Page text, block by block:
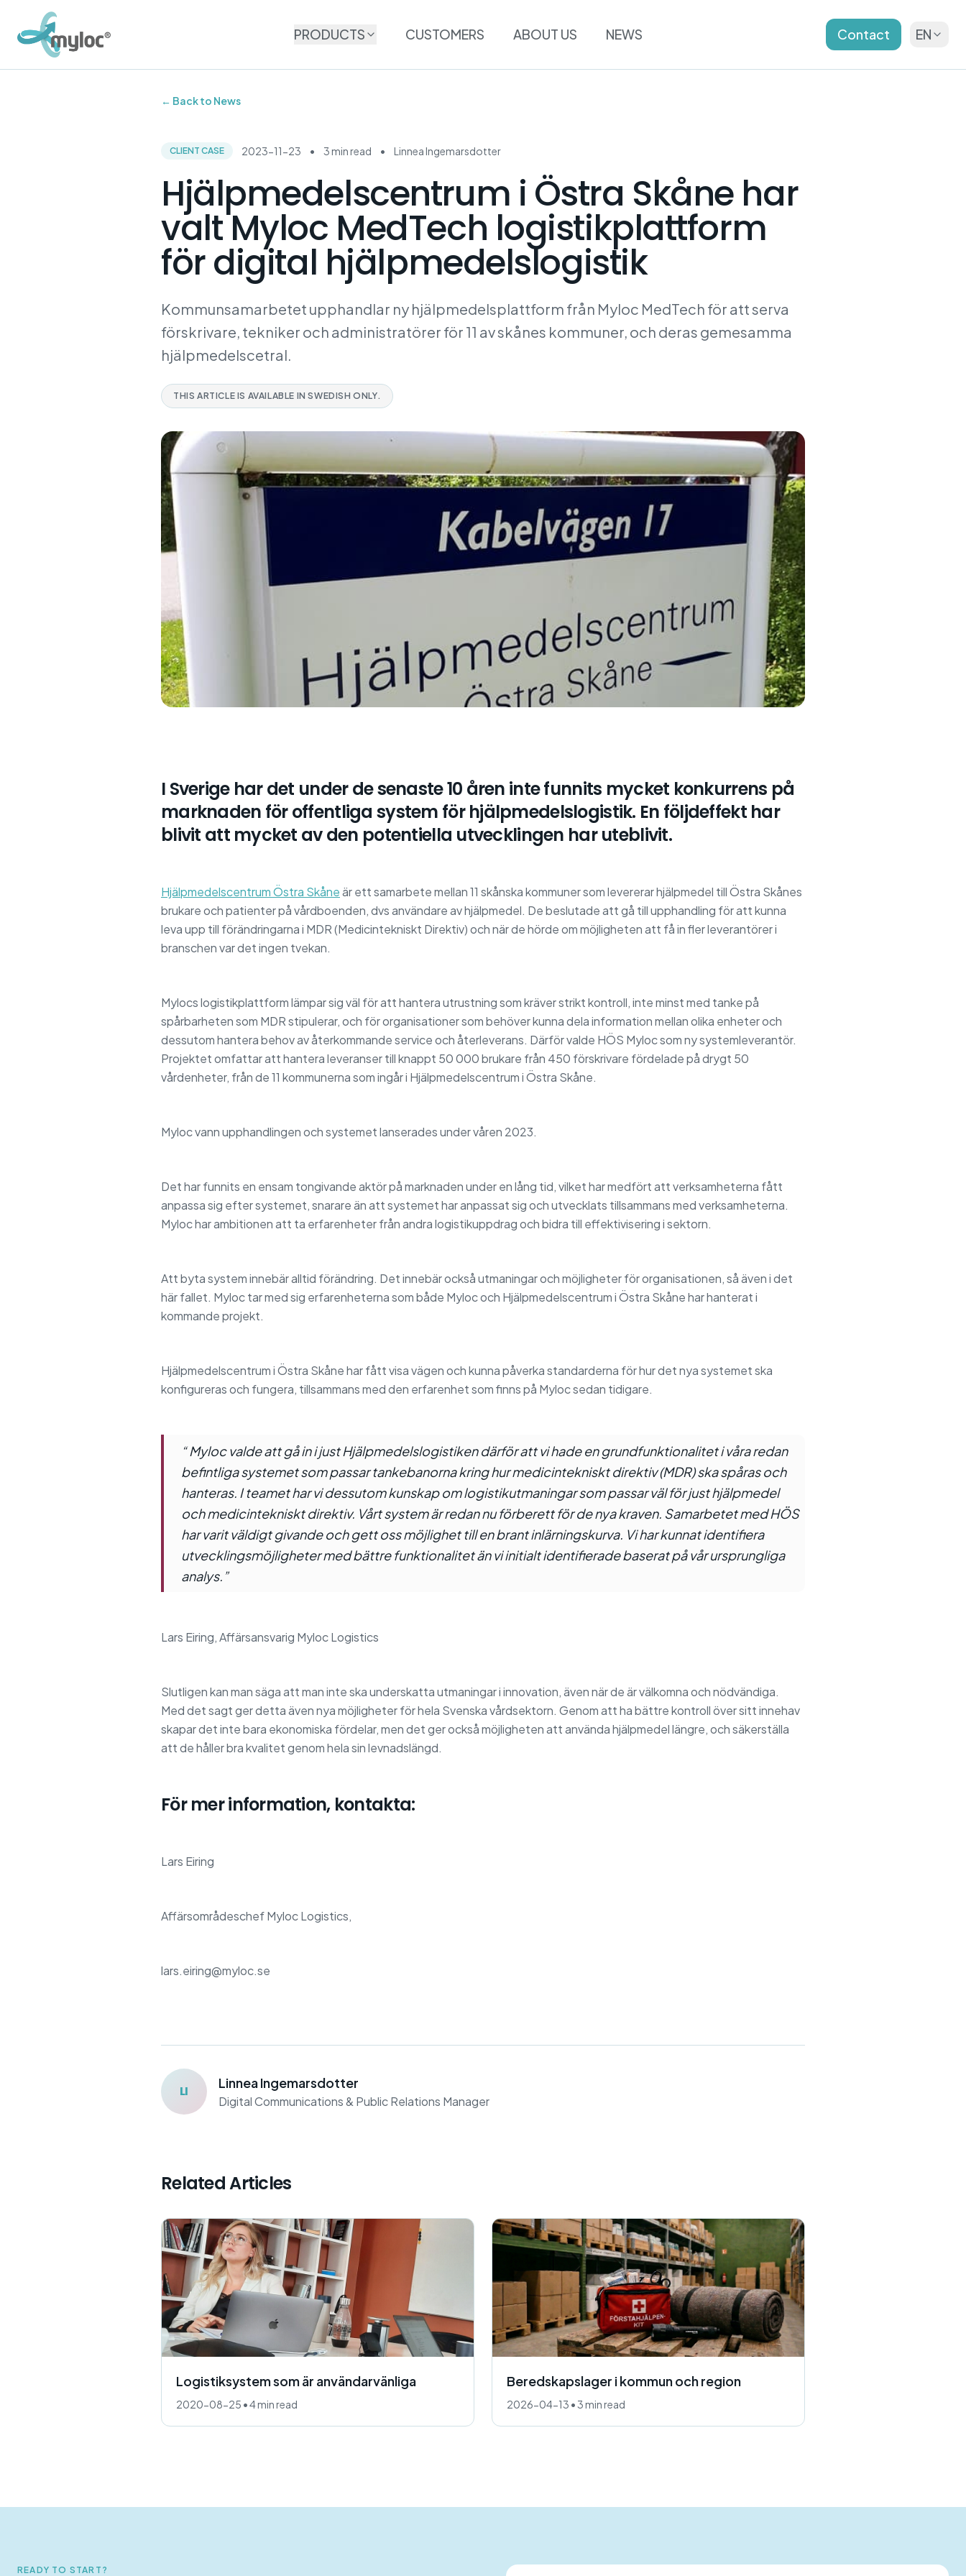
PRODUCTS CUSTOMERS ABOUT US NEWS Contact EN
← Back to News
CLIENT CASE 2023-11-23 • 3 min read • Linnea Ingemarsdotter
Hjälpmedelscentrum i Östra Skåne har
valt Myloc MedTech logistikplattform
för digital hjälpmedelslogistik
Kommunsamarbetet upphandlar ny hjälpmedelsplattform från Myloc MedTech för att serva
förskrivare, tekniker och administratörer för 11 av skånes kommuner, och deras gemesamma
hjälpmedelscetral.
THIS ARTICLE IS AVAILABLE IN SWEDISH ONLY.
I Sverige har det under de senaste 10 åren inte funnits mycket konkurrens på
marknaden för offentliga system för hjälpmedelslogistik. En följdeffekt har
blivit att mycket av den potentiella utvecklingen har uteblivit.
Hjälpmedelscentrum Östra Skåneär ett samarbete mellan 11 skånska kommuner som levererar hjälpmedel till Östra Skånes
brukare och patienter på vårdboenden, dvs användare av hjälpmedel. De beslutade att gå till upphandling för att kunna
leva upp till förändringarna i MDR (Medicintekniskt Direktiv) och när de hörde om möjligheten att få in fler leverantörer i
branschen var det ingen tvekan.
Mylocs logistikplattform lämpar sig väl för att hantera utrustning som kräver strikt kontroll, inte minst med tanke på
spårbarheten som MDR stipulerar, och för organisationer som behöver kunna dela information mellan olika enheter och
dessutom hantera behov av återkommande service och återleverans. Därför valde HÖS Myloc som ny systemleverantör.
Projektet omfattar att hantera leveranser till knappt 50 000 brukare från 450 förskrivare fördelade på drygt 50
vårdenheter, från de 11 kommunerna som ingår i Hjälpmedelscentrum i Östra Skåne.
Myloc vann upphandlingen och systemet lanserades under våren 2023.
Det har funnits en ensam tongivande aktör på marknaden under en lång tid, vilket har medfört att verksamheterna fått
anpassa sig efter systemet, snarare än att systemet har anpassat sig och utvecklats tillsammans med verksamheterna.
Myloc har ambitionen att ta erfarenheter från andra logistikuppdrag och bidra till effektivisering i sektorn.
Att byta system innebär alltid förändring. Det innebär också utmaningar och möjligheter för organisationen, så även i det
här fallet. Myloc tar med sig erfarenheterna som både Myloc och Hjälpmedelscentrum i Östra Skåne har hanterat i
kommande projekt.
Hjälpmedelscentrum i Östra Skåne har fått visa vägen och kunna påverka standarderna för hur det nya systemet ska
konfigureras och fungera, tillsammans med den erfarenhet som finns på Myloc sedan tidigare.
“ Myloc valde att gå in i just Hjälpmedelslogistiken därför att vi hade en grundfunktionalitet i våra redan
befintliga systemet som passar tankebanorna kring hur medicintekniskt direktiv (MDR) ska spåras och
hanteras. I teamet har vi dessutom kunskap om logistikutmaningar som passar väl för just hjälpmedel
och medicintekniskt direktiv. Vårt system är redan nu förberett för de nya kraven. Samarbetet med HÖS
har varit väldigt givande och gett oss möjlighet till en brant inlärningskurva. Vi har kunnat identifiera
utvecklingsmöjligheter med bättre funktionalitet än vi initialt identifierade baserat på vår ursprungliga
analys.”
Lars Eiring, Affärsansvarig Myloc Logistics
Slutligen kan man säga att man inte ska underskatta utmaningar i innovation, även när de är välkomna och nödvändiga.
Med det sagt ger detta även nya möjligheter för hela Svenska vårdsektorn. Genom att ha bättre kontroll över sitt innehav
skapar det inte bara ekonomiska fördelar, men det ger också möjligheten att använda hjälpmedel längre, och säkerställa
att de håller bra kvalitet genom hela sin levnadslängd.
För mer information, kontakta:
Lars Eiring
Affärsområdeschef Myloc Logistics,
lars.eiring@myloc.se
LI
Linnea Ingemarsdotter
Digital Communications & Public Relations Manager
Related Articles
Logistiksystem som är användarvänliga
2020-08-25 •4 min read
Beredskapslager i kommun och region
2026-04-13 •3 min read
READY TO START?